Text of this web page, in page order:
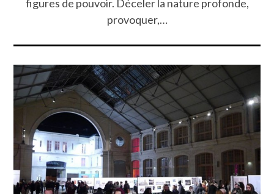
figures de pouvoir. Déceler la nature profonde,
provoquer,…